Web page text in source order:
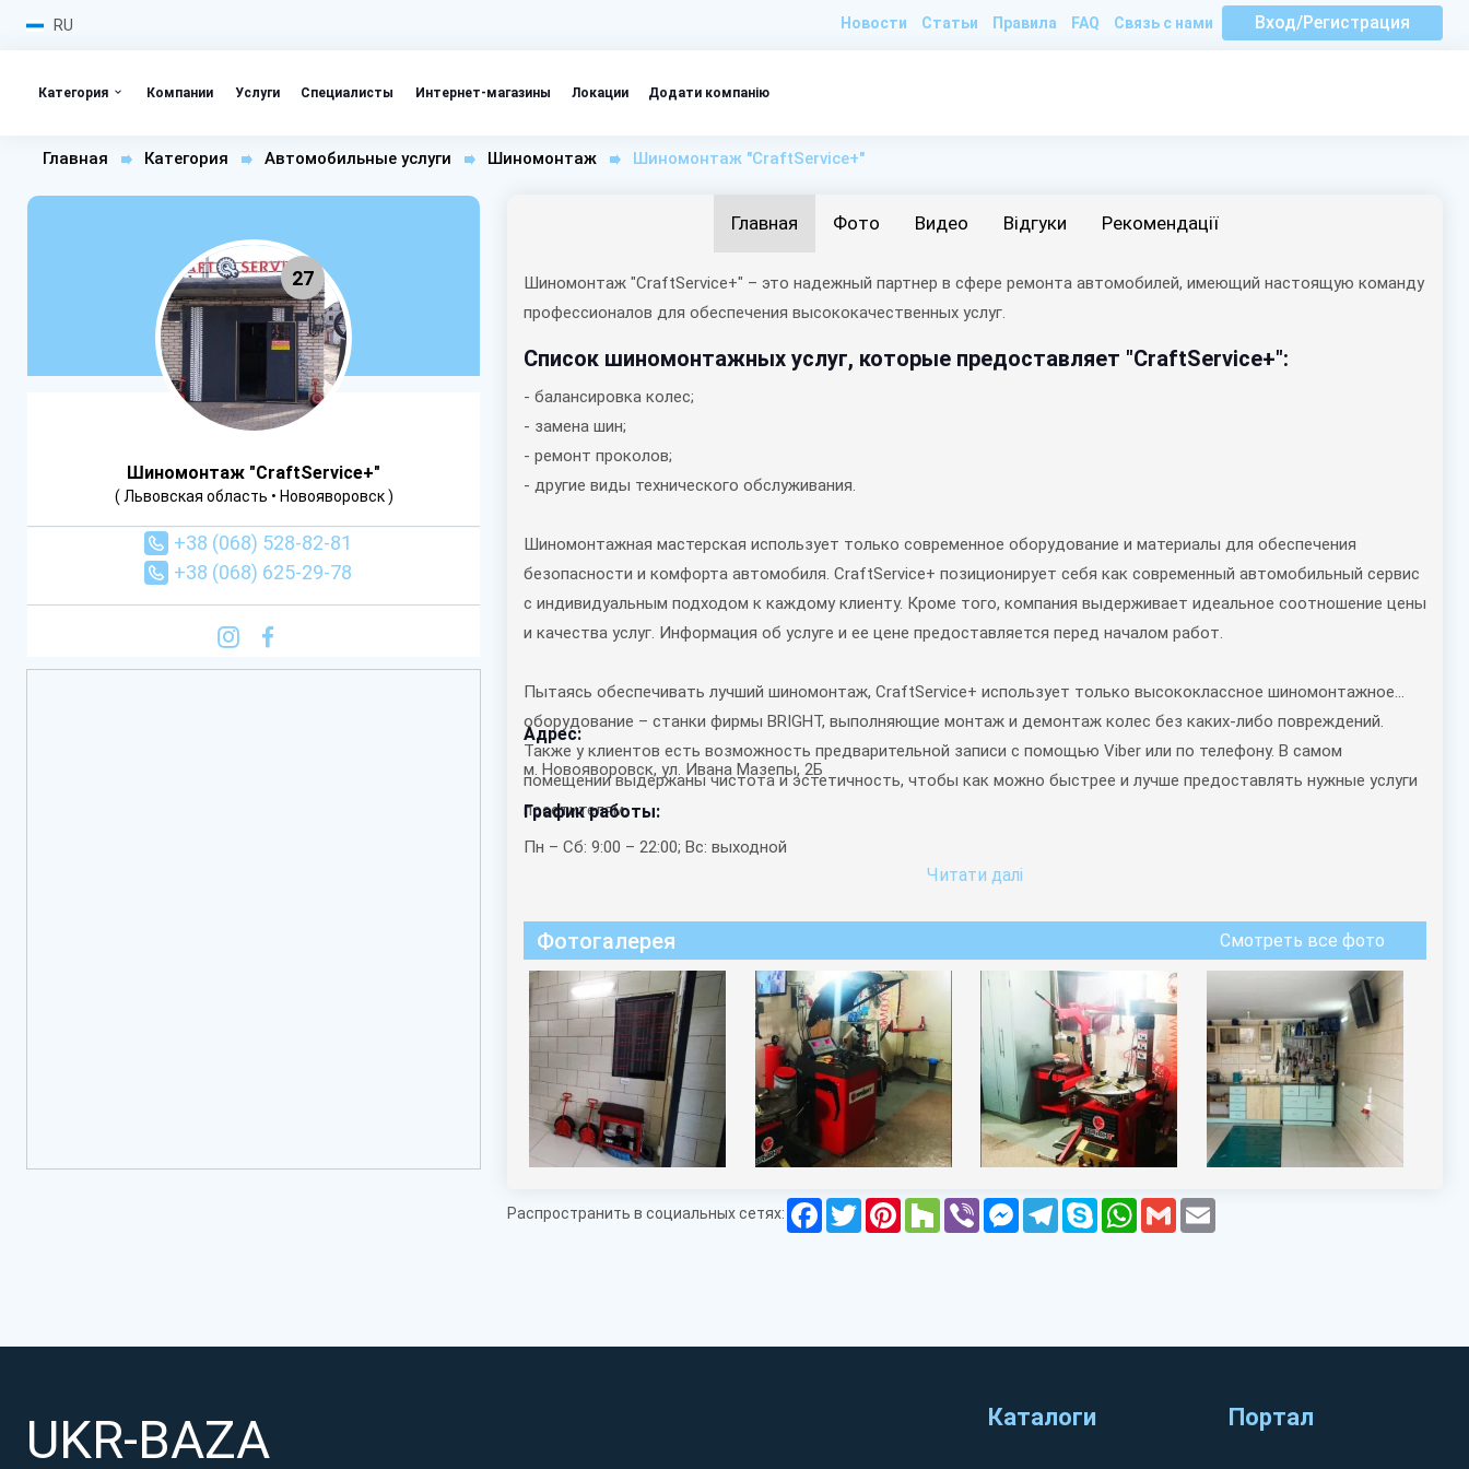
RU Новости Статьи Правила FAQ Связь с нами Вход/Регистрация
Категория Компании Услуги Специалисты Интернет-магазины Локации Додати компанію
Главная Категория Автомобильные услуги Шиномонтаж Шиномонтаж "CraftService+"
27
Шиномонтаж "CraftService+"
( Львовская область • Новояворовск )
+38 (068) 528-82-81
+38 (068) 625-29-78
Главная Фото Видео Вiдгуки Рекомендації
Шиномонтаж "CraftService+" – это надежный партнер в сфере ремонта автомобилей, имеющий настоящую команду
профессионалов для обеспечения высококачественных услуг.
Список шиномонтажных услуг, которые предоставляет "CraftService+":
- балансировка колес;
- замена шин;
- ремонт проколов;
- другие виды технического обслуживания.
Шиномонтажная мастерская использует только современное оборудование и материалы для обеспечения
безопасности и комфорта автомобиля. CraftService+ позиционирует себя как современный автомобильный сервис
с индивидуальным подходом к каждому клиенту. Кроме того, компания выдерживает идеальное соотношение цены
и качества услуг. Информация об услуге и ее цене предоставляется перед началом работ.
Пытаясь обеспечивать лучший шиномонтаж, CraftService+ использует только высококлассное шиномонтажное
оборудование – станки фирмы BRIGHT, выполняющие монтаж и демонтаж колес без каких-либо повреждений.
Также у клиентов есть возможность предварительной записи с помощью Viber или по телефону. В самом
помещении выдержаны чистота и эстетичность, чтобы как можно быстрее и лучше предоставлять нужные услуги
посетителям.
Адрес:
м. Новояворовск, ул. Ивана Мазепы, 2Б
График работы:
Пн – Сб: 9:00 – 22:00; Вс: выходной
Читати далi
Фотогалерея Смотреть все фото
Распространить в социальных сетях: FacebookTwitterPinterest
HouzzViber Messenger
Telegram
Skype WhatsApp
Gmail
UKR-BAZA Каталоги Портал